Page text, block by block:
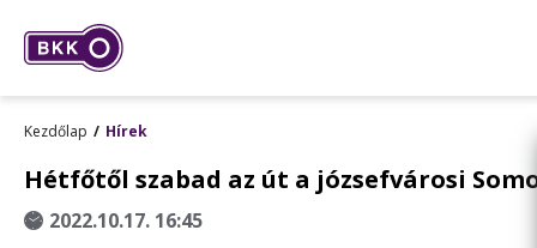
Kezdőlap Hírek
Hétfőtől szabad az út a józsefvárosi
2022.10.17. 16:45